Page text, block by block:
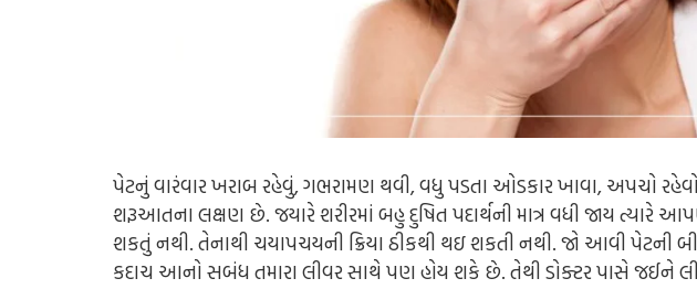
પેટનું વારંવાર ખરાબ રહેવું, ગભરામણ થવી, વધુ પડતા ઓડકાર ખાવા, અપચો
શરૂઆતના લક્ષણ છે. જયારે શરીરમાં બહુ દુષિત પદાર્થની માત્ર વધી જાય ત્યારે
શકતું નથી. તેનાથી ચયાપચયની ક્રિયા ઠીકથી થઇ શકતી નથી. જો આવી પેટની
કદાચ આનો સબંધ તમારા લીવર સાથે પણ હોય શકે છે. તેથી ડોક્ટર પાસે જઈને